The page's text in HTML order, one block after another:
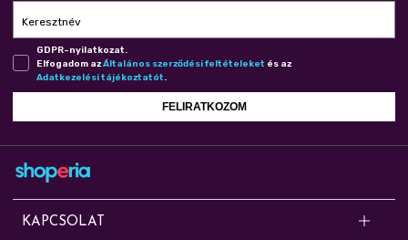
Keresztnév
GDPR-nyilatkozat.
Elfogadom azÁl­ta­lá­nos szer­ző­dé­si fel­té­te­le­ket és az
Adat­ke­ze­lé­si tá­jé­koz­ta­tót.
FELIRATKOZOM
KAPCSOLAT